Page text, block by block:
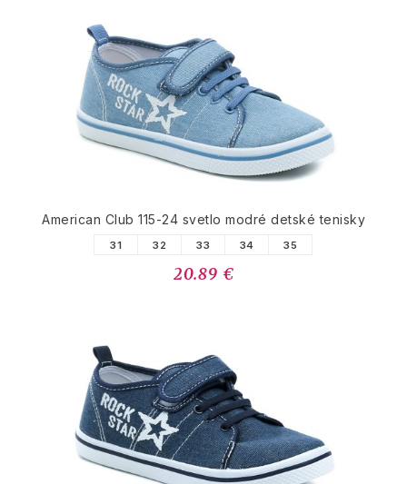
American Club 115-24 svetlo modré detské tenisky
31 32 33 34 35
20.89 €